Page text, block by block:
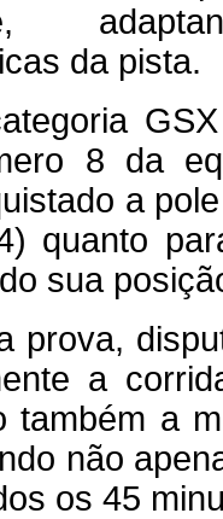
da pista.
8 da
a
quanto
sua
prova,
a
também a
não
os 45